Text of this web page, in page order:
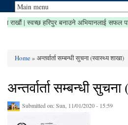
सफा राखौं | स्वच्छ हरिपुर बनाउने अभियानलाई
Home» अन्तर्वार्ता सम्बन्धी सुचना (स्वास्थ्य शाखा)
अन्तर्वार्ता सम्बन्धी
Submitted on:Sun, 11/01/2020 - 15:59